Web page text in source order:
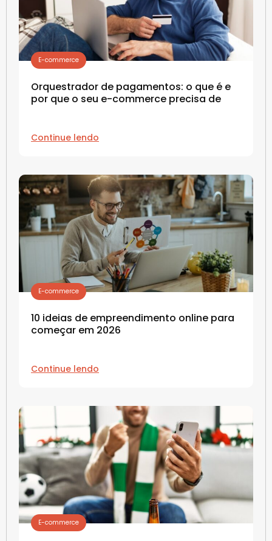
E-commerce
Orquestrador de pagamentos: o que é e
por que o seu e-commerce precisa de
Continue lendo
E-commerce
10 ideias de empreendimento online para
começar em 2026
Continue lendo
E-commerce